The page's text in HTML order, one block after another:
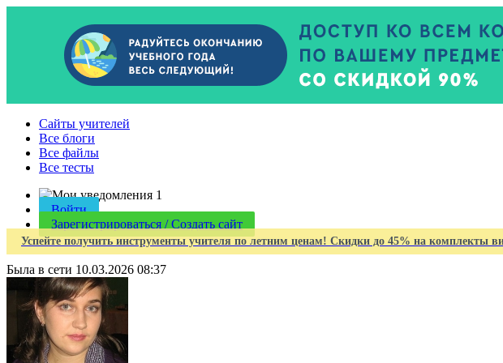
Cайты учителей
Все блоги
Все файлы
Все тесты
1
Войти
Зарегистрироваться / Создать сайт
Успейте получить инструменты учителя по летним ценам! Скидки до 45% на комплекты
Была в сети 10.03.2026 08:37